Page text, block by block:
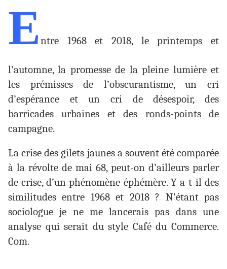
E ntre 1968 et 2018, le printemps et
l’automne, la promesse de la pleine lumière et
les prémisses de l’obscurantisme, un cri
d’espérance et un cri de désespoir, des
barricades urbaines et des ronds-points de
campagne.
La crise des gilets jaunes a souvent été comparée
à la révolte de mai 68, peut-on d’ailleurs parler
de crise, d’un phénomène éphémère. Y a-t-il des
similitudes entre 1968 et 2018 ? N’étant pas
sociologue je ne me lancerais pas dans une
analyse qui serait du style Café du Commerce.
Com.